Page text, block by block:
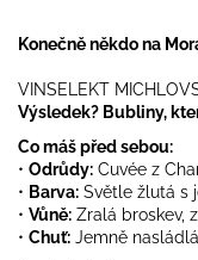
Konečně někdo na
VINSELEKT
Výsledek? Bubliny,
Co máš před sebou:
• Odrůdy: Cuvée z
• Barva: Světle žlutá s
• Vůně: Zralá broskev,
• Chuť: Jemně